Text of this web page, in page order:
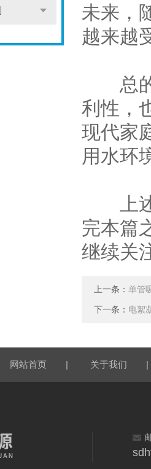
未来，
越来越
总的
利性，
现代家
用水环
上述
完本篇
继续关
上一条： 单管
下一条： 电絮
网站首页 | 关于我们 |